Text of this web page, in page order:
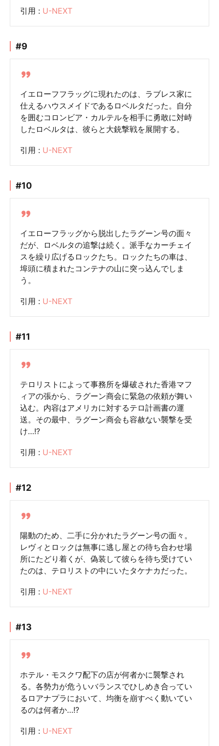
引用 : U-NEXT
#9
イエローフフラッグに現れたのは、ラブレス家に
仕えるハウスメイドであるロベルタだった。自分
を囲むコロンビア・カルテルを相手に勇敢に対峙
したロベルタは、彼らと大銃撃戦を展開する。
引用 : U-NEXT
#10
イエローフラッグから脱出したラグーン号の面々
だが、ロベルタの追撃は続く。派手なカーチェイ
スを繰り広げるロックたち。ロックたちの車は、
埠頭に積まれたコンテナの山に突っ込んでしま
う。
引用 : U-NEXT
#11
テロリストによって事務所を爆破された香港マフ
ィアの張から、ラグーン商会に緊急の依頼が舞い
込む。内容はアメリカに対するテロ計画書の運
送。その最中、ラグーン商会も容赦ない襲撃を受
け…!?
引用 : U-NEXT
#12
陽動のため、二手に分かれたラグーン号の面々。
レヴィとロックは無事に逃し屋との待ち合わせ場
所にたどり着くが、偽装して彼らを待ち受けてい
たのは、テロリストの中にいたタケナカだった。
引用 : U-NEXT
#13
ホテル・モスクワ配下の店が何者かに襲撃され
る。各勢力が危ういバランスでひしめき合ってい
るロアナプラにおいて、均衡を崩すべく動いてい
るのは何者か…!?
引用 : U-NEXT